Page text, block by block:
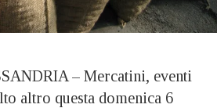
– Mercatini, eventi
altro questa domenica 6